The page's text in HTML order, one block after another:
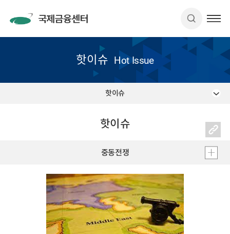
핫이슈 Hot Issue
핫이슈
핫이슈
중동전쟁